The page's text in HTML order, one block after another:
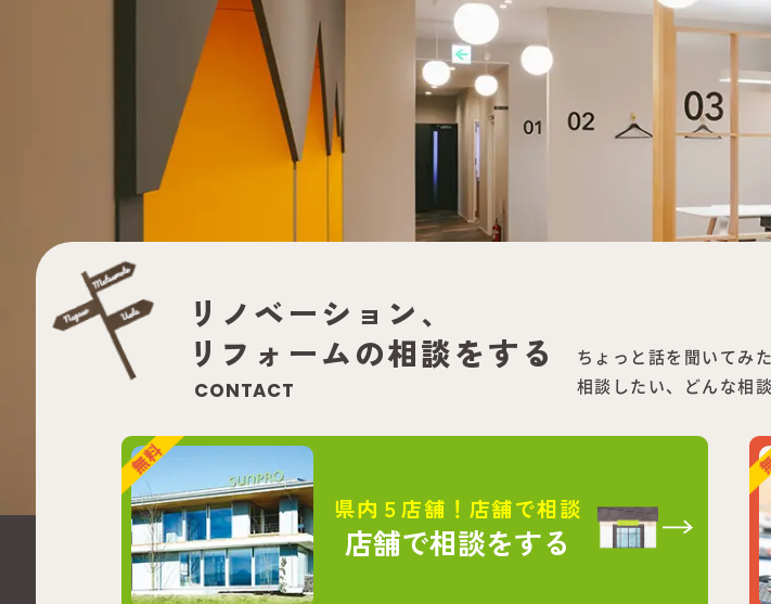
リノベーション、
リフォームの相談をする
CONTACT
ちょっと話を聞いてみ
相談したい、どんな相
県内５店舗！店舗で相談
店舗で相談をする